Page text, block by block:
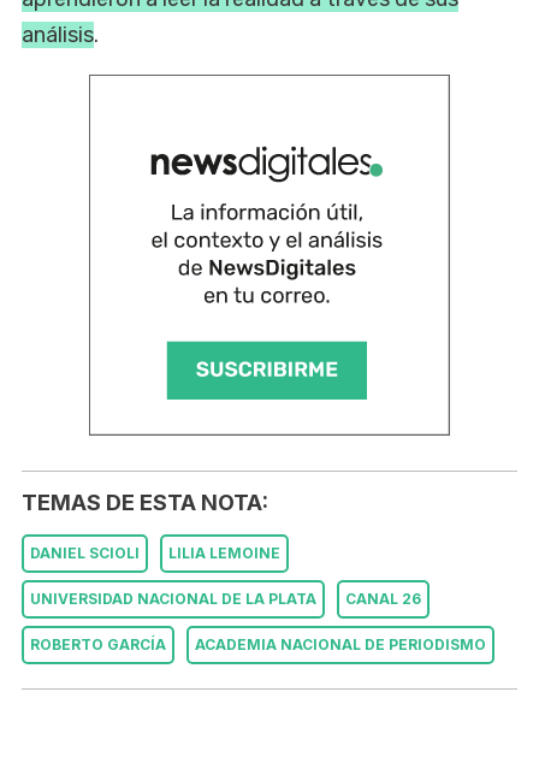
análisis.
TEMAS DE ESTA NOTA:
DANIEL SCIOLI LILIA LEMOINE
UNIVERSIDAD NACIONAL DE LA PLATA CANAL 26
ROBERTO GARCÍA ACADEMIA NACIONAL DE PERIODISMO